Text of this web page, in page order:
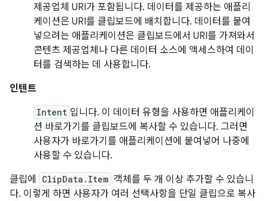
제공업체 URI가 포함됩니다. 데이터를 제공하는 애플리
케이션은 URI를 클립보드에 배치합니다. 데이터를 붙여
넣으려는 애플리케이션은 클립보드에서 URI를 가져와서
콘텐츠 제공업체나 다른 데이터 소스에 액세스하여 데이
터를 검색하는 데 사용합니다.
인텐트
Intent 입니다. 이 데이터 유형을 사용하면 애플리케이
션 바로가기를 클립보드에 복사할 수 있습니다. 그러면
사용자가 바로가기를 애플리케이션에 붙여넣어 나중에
사용할 수 있습니다.
클립에
ClipData.Item 객체를 두 개 이상 추가할 수 있습니
다. 이렇게 하면 사용자가 여러 선택사항을 단일 클립으로 복사